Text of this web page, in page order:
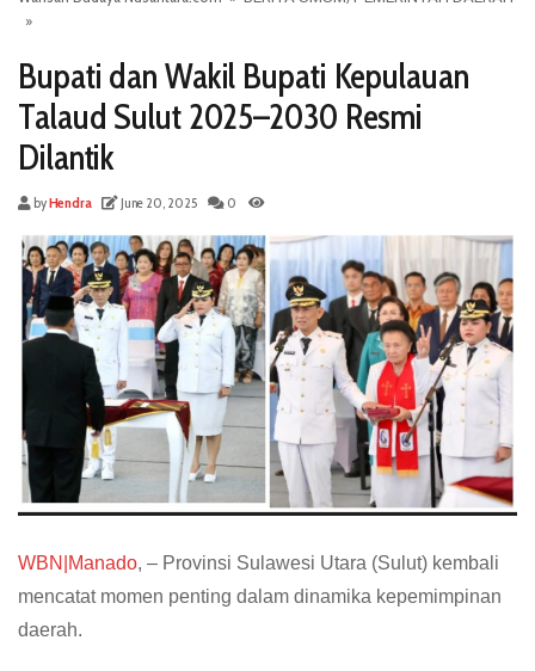
»
Bupati dan Wakil Bupati Kepulauan
Talaud Sulut 2025–2030 Resmi
Dilantik
byHendra June 20, 2025 0
WBN|Manado, – Provinsi Sulawesi Utara (Sulut) kembali
mencatat momen penting dalam dinamika kepemimpinan
daerah.